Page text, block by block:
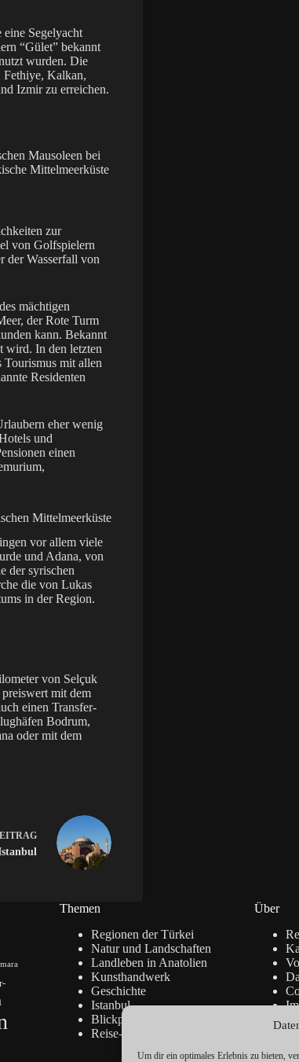
Um dir ein optimales Erlebnis zu bieten,
Segelyacht
“Gület” bekannt
wurden. Die
Fethiye, Kalkan,
Izmir zu erreichen.
Mausoleen bei
Mittelmeerküste
zur
von Golfspielern
der Wasserfall von
mächtigen
der Rote Turm
kann. Bekannt
wird. In den letzten
mit allen
Residenten
eher wenig
und
einen
vor allem viele
und Adana, von
der syrischen
die von Lukas
in der Region.
von Selçuk
mit dem
einen Transfer-
Bodrum,
oder mit dem
Themen
Regionen der Türkei
Natur und Landschaften
Landleben in Anatolien
Kunsthandwerk
Geschichte
Istanbul
Blickpunkte
Reise-Info
Über